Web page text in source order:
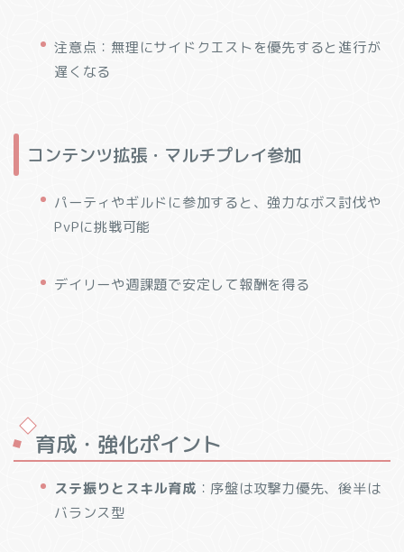
注意点：無理にサイドクエストを優先すると進行が
遅くなる
コンテンツ拡張・マルチプレイ参加
パーティやギルドに参加すると、強力なボス討伐や
PvPに挑戦可能
デイリーや週課題で安定して報酬を得る
育成・強化ポイント
ステ振りとスキル育成 ：序盤は攻撃力優先、後半は
バランス型